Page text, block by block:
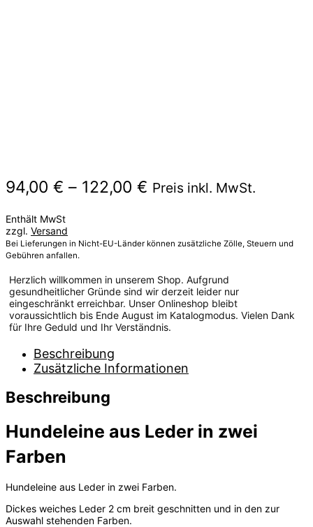
94,00 € – 122,00 € Preisspanne:
122,00 €
Preis inkl. MwSt.
Enthält MwSt
zzgl. Versand
Bei Lieferungen in Nicht-EU-Länder können zusätzliche Zölle, Steuern und
Gebühren anfallen.
Herzlich willkommen in unserem Shop. Aufgrund
gesundheitlicher Gründe sind wir derzeit leider nur
eingeschränkt erreichbar. Unser Onlineshop bleibt
voraussichtlich bis Ende August im Katalogmodus. Vielen Dank
für Ihre Geduld und Ihr Verständnis.
Beschreibung
Zusätzliche Informationen
Beschreibung
Hundeleine aus Leder in zwei
Farben
Hundeleine aus Leder in zwei Farben.
Dickes weiches Leder 2 cm breit geschnitten und in den zur
Auswahl stehenden Farben.